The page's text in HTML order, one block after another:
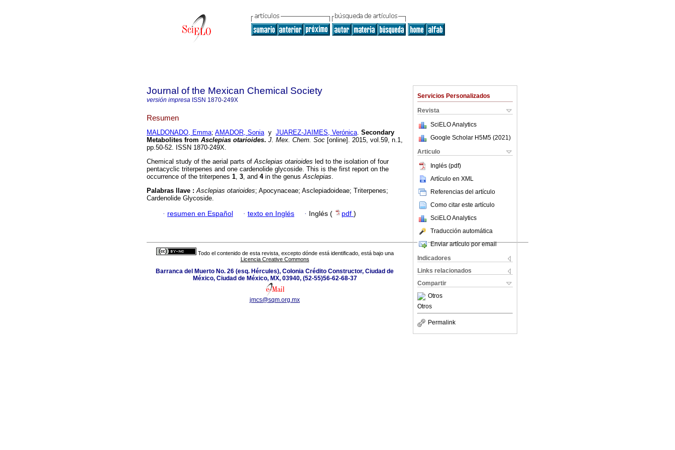
Servicios Personalizados
Revista
SciELO Analytics
Google Scholar H5M5 (2021 )
Articulo
Inglés (pdf)
Artículo en XML
Referencias del artículo
Como citar este artículo
SciELO Analytics
Traducción automática
Enviar artículo por email
Indicadores
Links relacionados
Compartir
Otros
Otros
Permalink
Journal of the Mexican Chemical Society
versión impresa ISSN 1870-249X
Resumen
MALDONADO, Emma; AMADOR, Soniay JUAREZ-JAIMES, Verónica. Secondary
Metabolites from Asclepias otarioides. J. Mex. Chem. Soc [online]. 2015, vol.59, n.1,
pp.50-52. ISSN 1870-249X.
Chemical study of the aerial parts ofAsclepias otarioides led to the isolation of four
pentacyclic triterpenes and one cardenolide glycoside. This is the first report on the
occurrence of the triterpenes 1, 3, and 4in the genusAsclepias.
Palabras llave :Asclepias otarioides; Apocynaceae; Asclepiadoideae; Triterpenes;
Cardenolide Glycoside.
· resumen en Español · texto en Inglés · Inglés ( pdf )
Todo el contenido de esta revista, excepto dónde está identificado, está bajo una
Licencia Creative Commons
Barranca del Muerto No. 26 (esq. Hércules), Colonia Crédito Constructor, Ciudad de
México, Ciudad de México, MX, 03940, (52-55)56-62-68-37
jmcs@sqm.org.mx